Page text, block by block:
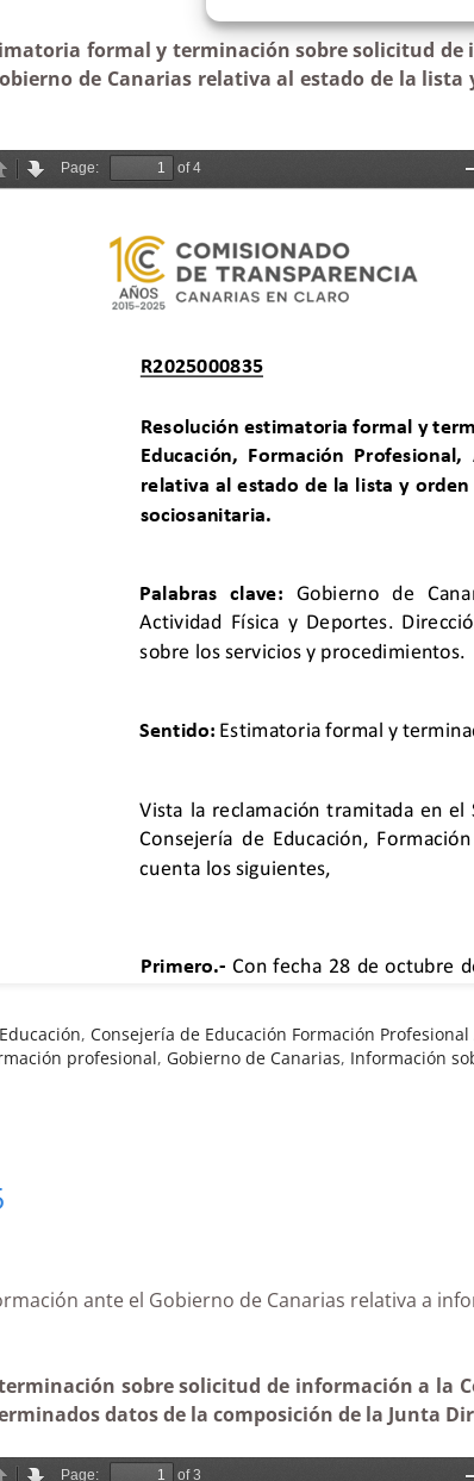
formal y terminación sobre solicitud de
de Canarias relativa al estado de la
,Consejería de Educación Formación
profesional, Gobierno de Canarias, Información
ante el Gobierno de Canarias
sobre solicitud de información a la
datos de la composición de la Junta